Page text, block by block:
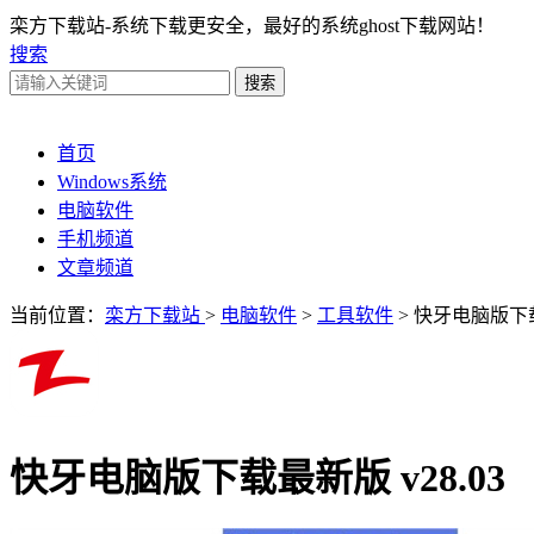
栾方下载站-系统下载更安全，最好的系统ghost下载网站！
搜索
首页
Windows系统
电脑软件
手机频道
文章频道
当前位置： 栾方下载站 > 电脑软件 > 工具软件 > 快牙电脑版下
快牙电脑版下载最新版 v28.03